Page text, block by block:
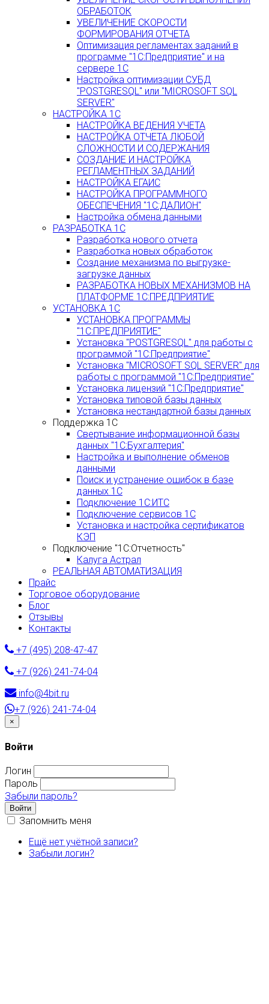
ОБРАБОТОК
УВЕЛИЧЕНИЕ СКОРОСТИ
ФОРМИРОВАНИЯ ОТЧЕТА
Оптимизация регламентах заданий в
программе "1С:Предприятие" и на
сервере 1С
Настройка оптимизации СУБД
"POSTGRESQL" или "MICROSOFT SQL
SERVER"
НАСТРОЙКА 1С
НАСТРОЙКА ВЕДЕНИЯ УЧЕТА
НАСТРОЙКА ОТЧЕТА ЛЮБОЙ
СЛОЖНОСТИ И СОДЕРЖАНИЯ
СОЗДАНИЕ И НАСТРОЙКА
РЕГЛАМЕНТНЫХ ЗАДАНИЙ
НАСТРОЙКА ЕГАИС
НАСТРОЙКА ПРОГРАММНОГО
ОБЕСПЕЧЕНИЯ "1С:ДАЛИОН"
Настройка обмена данными
РАЗРАБОТКА 1С
Разработка нового отчета
Разработка новых обработок
Создание механизма по выгрузке-
загрузке данных
РАЗРАБОТКА НОВЫХ МЕХАНИЗМОВ НА
ПЛАТФОРМЕ 1С:ПРЕДПРИЯТИЕ
УСТАНОВКА 1С
УСТАНОВКА ПРОГРАММЫ
"1С:ПРЕДПРИЯТИЕ"
Установка "POSTGRESQL" для работы с
программой "1С:Предприятие"
Установка "MICROSOFT SQL SERVER" для
работы с программой "1С:Предприятие"
Установка лицензий "1С:Предприятие"
Установка типовой базы данных
Установка нестандартной базы данных
Поддержка 1С
Свертывание информационной базы
данных "1С:Бухгалтерия"
Настройка и выполнение обменов
данными
Поиск и устранение ошибок в базе
данных 1С
Подключение 1С:ИТС
Подключение сервисов 1С
Установка и настройка сертификатов
КЭП
Подключение "1С:Отчетность"
Калуга Астрал
РЕАЛЬНАЯ АВТОМАТИЗАЦИЯ
Прайс
Торговое оборудование
Блог
Отзывы
Контакты
+7 (495) 208-47-47
+7 (926) 241-74-04
info@4bit.ru
+7 (926) 241-74-04
×
Войти
Логин
Пароль
Забыли пароль?
Войти
Запомнить меня
Ещё нет учётной записи?
Забыли логин?